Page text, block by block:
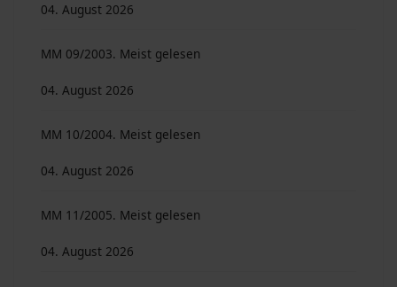
04. August 2026
MM 09/2003. Meist gelesen
04. August 2026
MM 10/2004. Meist gelesen
04. August 2026
MM 11/2005. Meist gelesen
04. August 2026